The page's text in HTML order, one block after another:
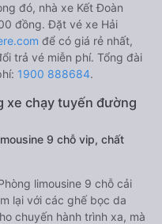
đó, nhà xe Kết Đoàn
đồng. Đặt vé xe Hải
để có giá rẻ nhất,
trả vé miễn phí. Tổng đài
1900 888684.
xe chạy tuyến đường
9 chỗ vip, chất
limousine 9 chỗ cải
lại với các ghế bọc da
chuyến hành trình xa, mà